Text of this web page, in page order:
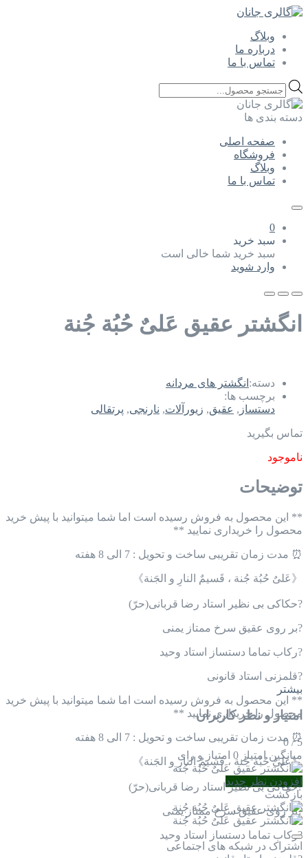
وبلاگ
درباره ما
تماس با ما
Products
search
دسته بندی ها
صفحه اصلی
فروشگاه
وبلاگ
تماس با ما
0
سبد خرید
سبد خرید شما خالی است
وارد شوید
انگشتر عقیق عَلیٌ حُبُة جُنة
دسته: انگشتر های مردانه
برچسب ها:
دستساز , عقیق, زیورآلات, نارنجی, پرتقالی
تماس بگیرید
ناموجود
توضیحات
** این محصول به فروش رسیده است اما شما میتوانید با پیش خرید
محصول را خریداری نمایید **
⏰ مدت زمان تقریبی ساخت و تحویل : 7 الی 8 هفته
《عَلیٌ حُبُة جُنة ، قَسيمٌ النارِ و الجَنة》
?️حکاکی بی نظیر استاد رضا قربانی(حرّ)
?️بر روی عقیق سرخ ممتاز یمنی
?️رکاب تماما دستساز استاد وحید
?️قلمزنی استاد قانونی
** این محصول به فروش رسیده است اما شما میتوانید با پیش خرید
محصول را خریداری نمایید **
⏰ مدت زمان تقریبی ساخت و تحویل : 7 الی 8 هفته
《عَلیٌ حُبُة جُنة ، قَسيمٌ النارِ و الجَنة》
?️حکاکی بی نظیر استاد رضا قربانی(حرّ)
?️بر روی عقیق سرخ ممتاز یمنی
?️رکاب تماما دستساز استاد وحید
بیشتر
امتیاز و نظر کاربران
5
/
0
میانگین امتیاز 0 امتیاز و رای
افزودن نظر جدید
بازگشت
اشتراک در شبکه های اجتماعی